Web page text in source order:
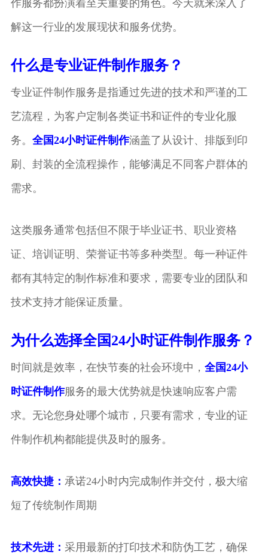
作服务都扮演着至关重要的角色。今天就来深入了
解这一行业的发展现状和服务优势。
什么是专业证件制作服务？
专业证件制作服务是指通过先进的技术和严谨的工
艺流程，为客户定制各类证书和证件的专业化服
务。 全国24小时证件制作涵盖了从设计、排版到印
刷、封装的全流程操作，能够满足不同客户群体的
需求。
这类服务通常包括但不限于毕业证书、职业资格
证、培训证明、荣誉证书等多种类型。每一种证件
都有其特定的制作标准和要求，需要专业的团队和
技术支持才能保证质量。
为什么选择全国24小时证件制作服务？
时间就是效率，在快节奏的社会环境中， 全国24小
时证件制作服务的最大优势就是快速响应客户需
求。无论您身处哪个城市，只要有需求，专业的证
件制作机构都能提供及时的服务。
高效快捷： 承诺24小时内完成制作并交付，极大缩
短了传统制作周期
技术先进： 采用最新的打印技术和防伪工艺，确保